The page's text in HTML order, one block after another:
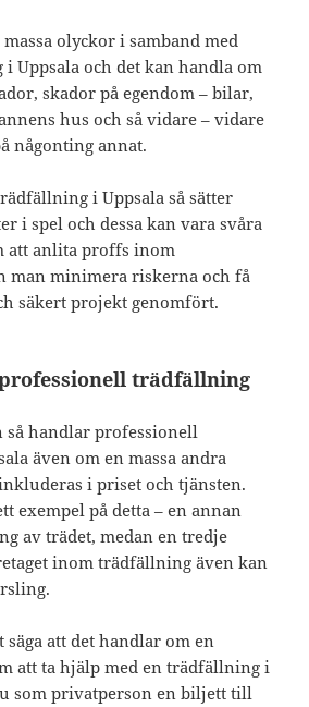
olyckor i samband med
Uppsala och det kan handla om
skador på egendom – bilar,
hus och så vidare – vidare
någonting annat.
i Uppsala så sätter
i spel och dessa kan vara svåra
att anlita proffs inom
man minimera riskerna och få
säkert projekt genomfört.
trädfällning
så handlar professionell
även om en massa andra
i priset och tjänsten.
exempel på detta – en annan
av trädet, medan en tredje
inom trädfällning även kan
att det handlar om en
att ta hjälp med en trädfällning i
som privatperson en biljett till